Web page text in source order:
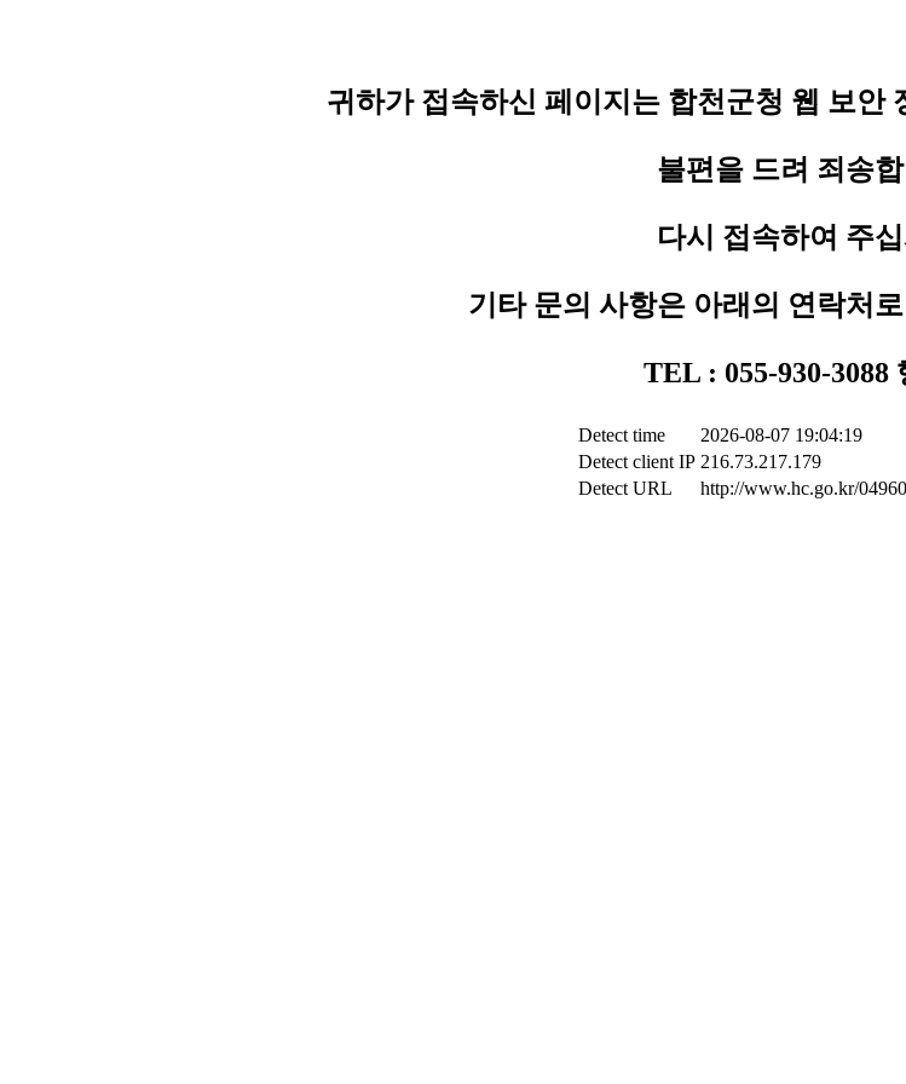
귀하가 접속하신 페이지는 합천군청 웹 보안
불편을 드려 죄송
다시 접속하여 주
기타 문의 사항은 아래의 연락처
TEL : 055-930-3088
Detect time
2026-08-07 19:04:19
Detect client IP 216.73.217.179
Detect URL
http://www.hc.go.kr/